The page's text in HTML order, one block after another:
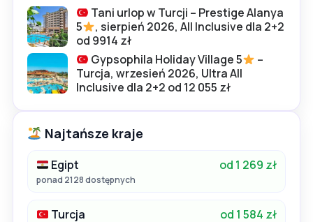
Tani urlop w Turcji – Prestige Alanya
5
, sierpień 2026, All Inclusive dla 2+2
od 9914 zł
Gypsophila Holiday Village 5
–
Turcja, wrzesień 2026, Ultra All
Inclusive dla 2+2 od 12 055 zł
Najtańsze kraje
Egipt od 1 269 zł
ponad 2128 dostępnych
Turcja od 1 584 zł